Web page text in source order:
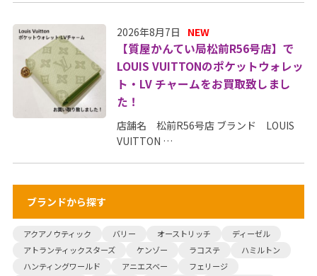
2026年8月7日 NEW
【質屋かんてい局松前R56号店】で
LOUIS VUITTONのポケットウォレッ
ト・LV チャームをお買取致しまし
た！
店舗名 松前R56号店 ブランド LOUIS
VUITTON …
ブランドから探す
アクアノウティック バリー オーストリッチ
ディーゼル
アトランティックスターズ
ケンゾー ラコステ
ハミルトン
ハンティングワールド
アニエスベー
フェリージ